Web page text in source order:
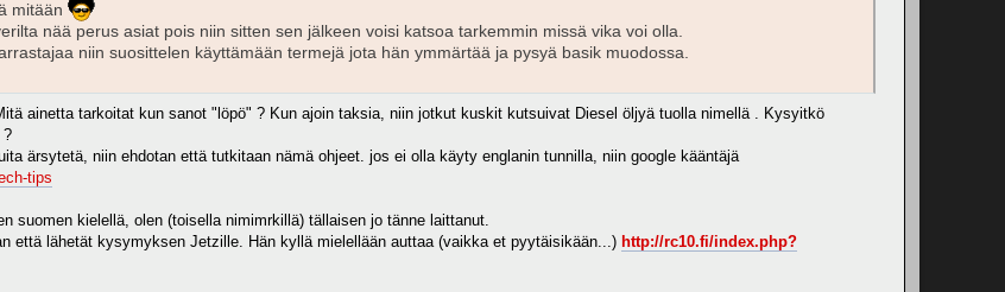
mitään
nää perus asiat pois niin sitten sen jälkeen voisi katsoa tarkemmin missä vika voi olla.
niin suosittelen käyttämään termejä jota hän ymmärtää ja pysyä basik muodossa.
ainetta tarkoitat kun sanot "löpö" ? Kun ajoin taksia, niin jotkut kuskit kutsuivat Diesel öljyä tuolla nimellä . Kysyitkö
?
ärsytetä, niin ehdotan että tutkitaan nämä ohjeet. jos ei olla käyty englanin tunnilla, niin google kääntäjä
tips
suomen kielellä, olen (toisella nimimrkillä) tällaisen jo tänne laittanut.
että lähetät kysymyksen Jetzille. Hän kyllä mielellään auttaa (vaikka et pyytäisikään...) http://rc10.fi/index.php?